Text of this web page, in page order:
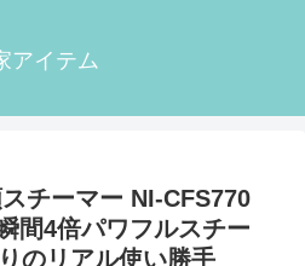
アイテム
チーマー NI-CFS770
間4倍パワフルスチー
のリアル使い勝手